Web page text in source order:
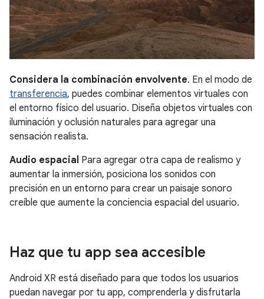
Considera la combinación envolvente. En el modo de
transferencia, puedes combinar elementos virtuales con
el entorno físico del usuario. Diseña objetos virtuales con
iluminación y oclusión naturales para agregar una
sensación realista.
Audio espacial Para agregar otra capa de realismo y
aumentar la inmersión, posiciona los sonidos con
precisión en un entorno para crear un paisaje sonoro
creíble que aumente la conciencia espacial del usuario.
Haz que tu app sea accesible
Android XR está diseñado para que todos los usuarios
puedan navegar por tu app, comprenderla y disfrutarla